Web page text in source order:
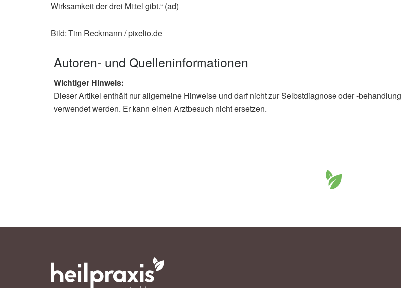
Wirksamkeit der drei Mittel gibt.“ (ad)
Bild: Tim Reckmann / pixelio.de
Autoren- und Quelleninformationen
Wichtiger Hinweis:
Dieser Artikel enthält nur allgemeine Hinweise und darf nicht zur Selbstdiagnose oder -behandlung
verwendet werden. Er kann einen Arztbesuch nicht ersetzen.